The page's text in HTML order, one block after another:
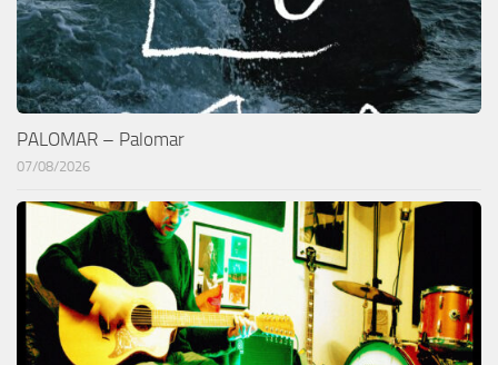
PALOMAR – Palomar
07/08/2026